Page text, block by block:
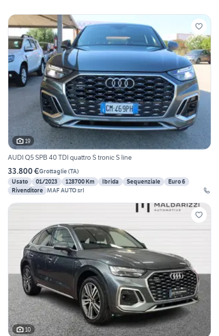
19
AUDI Q5 SPB 40 TDI quattro S tronic S line
33.800 €Grottaglie(TA)
Usato
01/2023 128700 Km Ibrida Sequenziale
Euro 6
Rivenditore MAF AUTO srl
10